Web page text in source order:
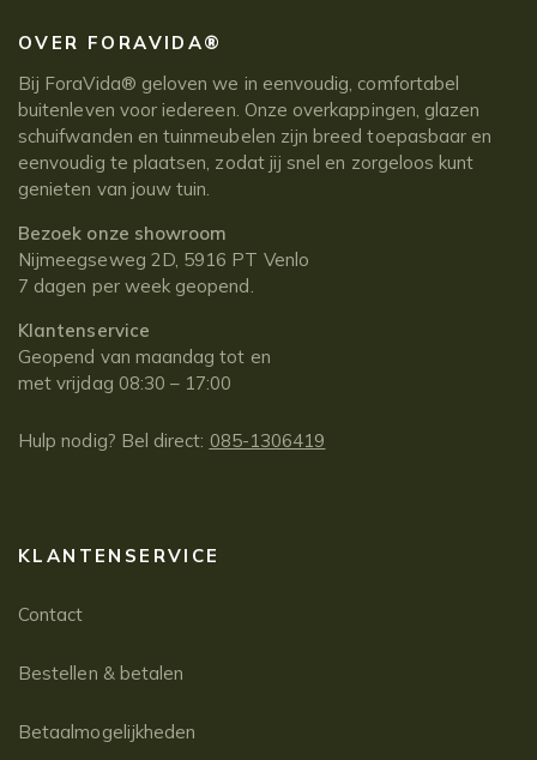
OVER FORAVIDA®
Bij ForaVida® geloven we in eenvoudig, comfortabel
buitenleven voor iedereen. Onze overkappingen, glazen
schuifwanden en tuinmeubelen zijn breed toepasbaar en
eenvoudig te plaatsen, zodat jij snel en zorgeloos kunt
genieten van jouw tuin.
Bezoek onze showroom
Nijmeegseweg 2D, 5916 PT Venlo
7 dagen per week geopend.
Klantenservice
Geopend van maandag tot en
met vrijdag 08:30 – 17:00
Hulp nodig? Bel direct: 085-1306419
KLANTENSERVICE
Contact
Bestellen & betalen
Betaalmogelijkheden